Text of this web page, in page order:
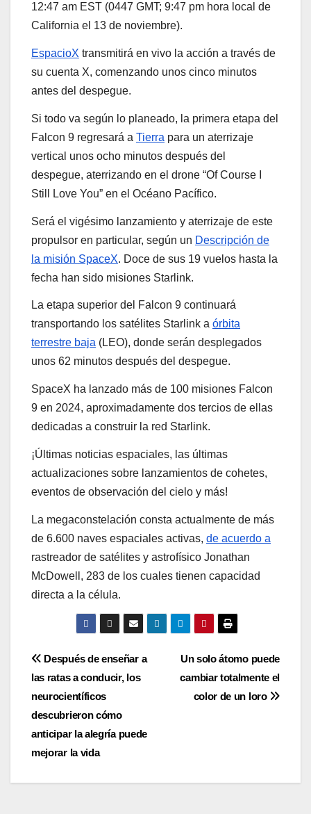
12:47 am EST (0447 GMT; 9:47 pm hora local de
California el 13 de noviembre).
EspacioX transmitirá en vivo la acción a través de
su cuenta X, comenzando unos cinco minutos
antes del despegue.
Si todo va según lo planeado, la primera etapa del
Falcon 9 regresará a Tierra para un aterrizaje
vertical unos ocho minutos después del
despegue, aterrizando en el drone “Of Course I
Still Love You” en el Océano Pacífico.
Será el vigésimo lanzamiento y aterrizaje de este
propulsor en particular, según un Descripción de
la misión SpaceX. Doce de sus 19 vuelos hasta la
fecha han sido misiones Starlink.
La etapa superior del Falcon 9 continuará
transportando los satélites Starlink a órbita
terrestre baja (LEO), donde serán desplegados
unos 62 minutos después del despegue.
SpaceX ha lanzado más de 100 misiones Falcon
9 en 2024, aproximadamente dos tercios de ellas
dedicadas a construir la red Starlink.
¡Últimas noticias espaciales, las últimas
actualizaciones sobre lanzamientos de cohetes,
eventos de observación del cielo y más!
La megaconstelación consta actualmente de más
de 6.600 naves espaciales activas, de acuerdo a
rastreador de satélites y astrofísico Jonathan
McDowell, 283 de los cuales tienen capacidad
directa a la célula.
Post
navigation
Un solo átomo puede
cambiar totalmente el
color de un loro
Después de enseñar a
las ratas a conducir, los
neurocientíficos
descubrieron cómo
anticipar la alegría puede
mejorar la vida